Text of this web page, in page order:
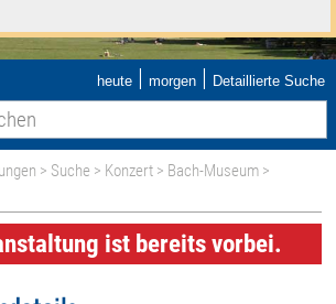
heute | morgen | Detaillierte Suche
> Suche > Konzert > Bach-Museum >
ist bereits vorbei.